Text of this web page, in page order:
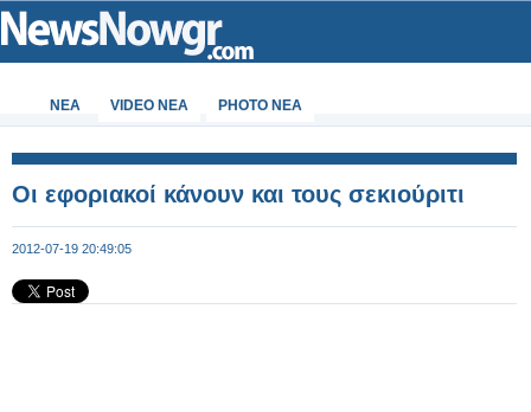
ΝΕΑ VIDEO NEA PHOTO NEA
Οι εφοριακοί κάνουν και τους σεκιούριτι
2012-07-19 20:49:05